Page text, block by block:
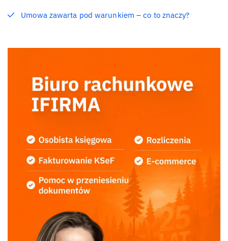
Umowa zawarta pod warunkiem – co to znaczy?